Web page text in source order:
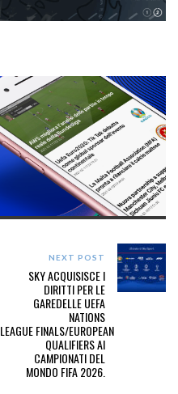
NEXT POST
SKY ACQUISISCE I
DIRITTI PER LE
GAREDELLE UEFA
NATIONS
LEAGUE FINALS/EUROPEAN
QUALIFIERS AI
CAMPIONATI DEL
MONDO FIFA 2026.